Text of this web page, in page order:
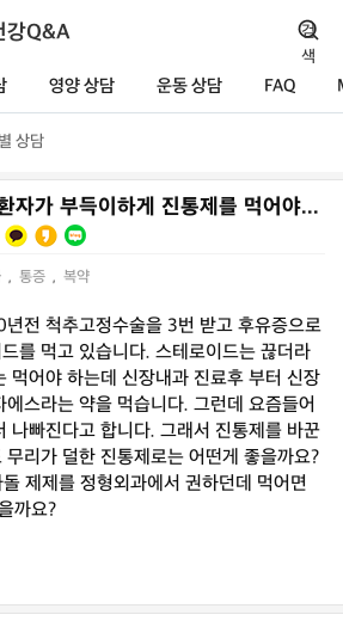
강Q&A
영양 상담 운동 상담 FAQ
검
색
상담
자가 부득이하게 진통제를 먹어야...
, 통증 , 복약
전 척추고정수술을 3번 받고 후유증으로
를 먹고 있습니다. 스테로이드는 끊더라
먹어야 하는데 신장내과 진료후 부터 신장
스라는 약을 먹습니다. 그런데 요즘들어
나빠진다고 합니다. 그래서 진통제를 바꾼
리가 덜한 진통제로는 어떤게 좋을까요?
제제를 정형외과에서 권하던데 먹어면
까요?